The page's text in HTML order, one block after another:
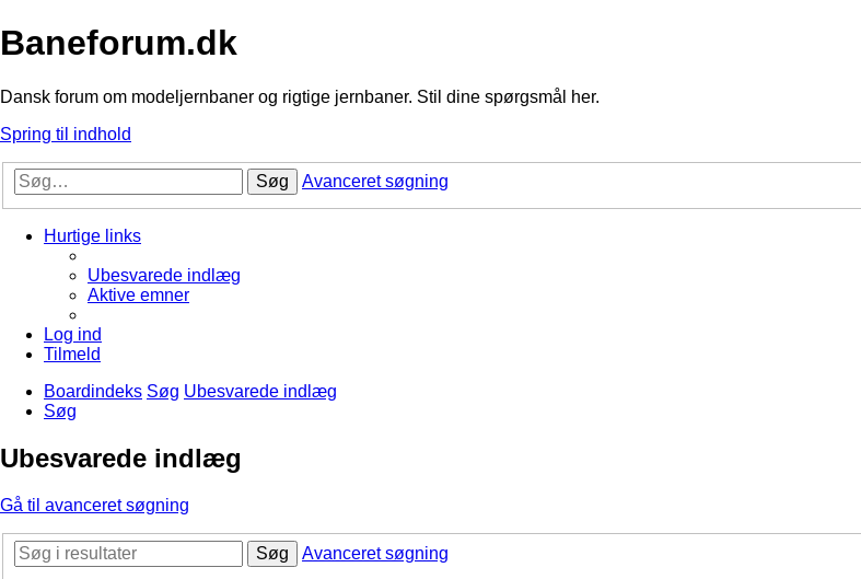
Baneforum.dk
Dansk forum om modeljernbaner og rigtige jernbaner. Stil dine spørgsmål her.
Spring til indhold
Søg Avanceret søgning
Hurtige links
Ubesvarede indlæg
Aktive emner
Log ind
Tilmeld
Boardindeks Søg Ubesvarede indlæg
Søg
Ubesvarede indlæg
Gå til avanceret søgning
Søg
Avanceret søgning